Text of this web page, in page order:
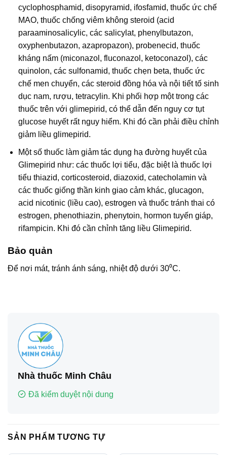
cyclophosphamid, disopyramid, ifosfamid, thuốc ức chế
MAO, thuốc chống viêm không steroid (acid
paraaminosalicylic, các salicylat, phenylbutazon,
oxyphenbutazon, azapropazon), probenecid, thuốc
kháng nấm (miconazol, fluconazol, ketoconazol), các
quinolon, các sulfonamid, thuốc chẹn beta, thuốc ức
chế men chuyển, các steroid đồng hóa và nội tiết tố sinh
dục nam, rượu, tetracylin. Khi phối hợp một trong các
thuốc trên với glimepirid, có thể dẫn đến nguy cơ tụt
glucose huyết rất nguy hiểm. Khi đó cần phải điều chỉnh
giảm liều glimepirid.
Một số thuốc làm giảm tác dụng hạ đường huyết của
Glimepirid như: các thuốc lợi tiểu, đặc biệt là thuốc lợi
tiểu thiazid, corticosteroid, diazoxid, catecholamin và
các thuốc giống thần kinh giao cảm khác, glucagon,
acid nicotinic (liều cao), estrogen và thuốc tránh thai có
estrogen, phenothiazin, phenytoin, hormon tuyến giáp,
rifampicin. Khi đó cần chỉnh tăng liều Glimepirid.
Bảo quản
Để nơi mát, tránh ánh sáng, nhiệt độ dưới 30⁰C.
Nhà thuốc Minh Châu
Đã kiểm duyệt nội dung
SẢN PHẨM TƯƠNG TỰ